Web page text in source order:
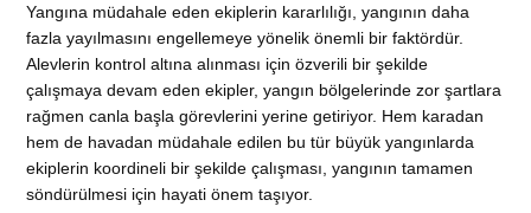
Yangına müdahale eden ekiplerin kararlılığı, yangının daha
fazla yayılmasını engellemeye yönelik önemli bir faktördür.
Alevlerin kontrol altına alınması için özverili bir şekilde
çalışmaya devam eden ekipler, yangın bölgelerinde zor şartlara
rağmen canla başla görevlerini yerine getiriyor. Hem karadan
hem de havadan müdahale edilen bu tür büyük yangınlarda
ekiplerin koordineli bir şekilde çalışması, yangının tamamen
söndürülmesi için hayati önem taşıyor.